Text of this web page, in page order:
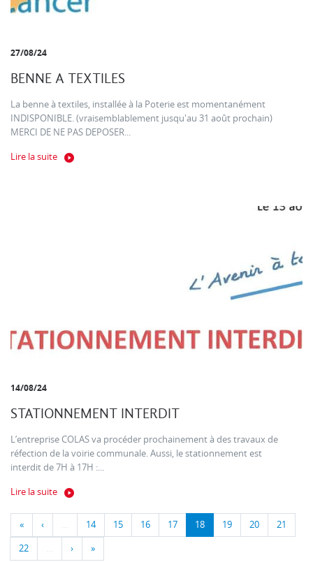
27/08/24
BENNE A TEXTILES
La benne à textiles, installée à la Poterie est momentanément
INDISPONIBLE. (vraisemblablement jusqu'au 31 août prochain)
MERCI DE NE PAS DEPOSER...
Lire la suite
14/08/24
STATIONNEMENT INTERDIT
L’entreprise COLAS va procéder prochainement à des travaux de
réfection de la voirie communale. Aussi, le stationnement est
interdit de 7H à 17H :...
Lire la suite
« ‹ … 14 15 16 17 18 19 20 21
22 … › »